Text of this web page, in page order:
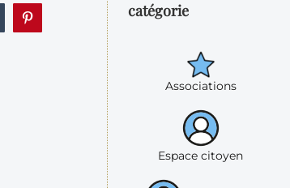
Tumblr
catégorie
Associations
Espace citoyen